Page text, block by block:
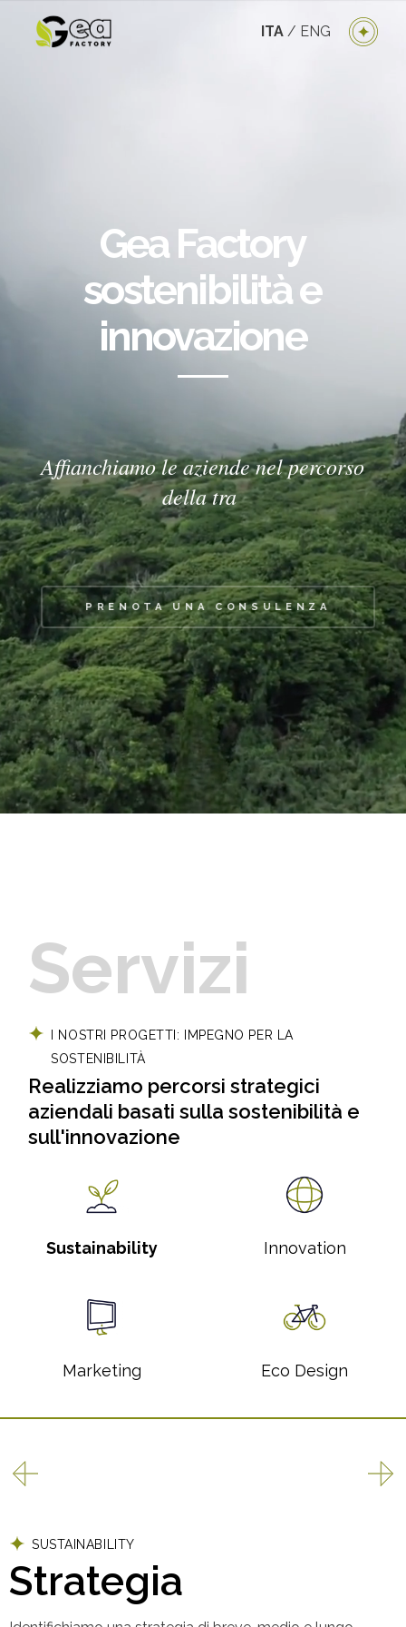
ITA/ ENG
PRENOTA UNA CONSULENZA
Gea Factory
sostenibilità e
innovazione
Affianchiamo le aziende nel percorso
della transizione ecologica
Servizi
I NOSTRI PROGETTI: IMPEGNO PER LA
SOSTENIBILITÀ
Realizziamo percorsi strategici
aziendali basati sulla sostenibilità e
sull'innovazione
Sustainability Innovation
Marketing Eco Design
SUSTAINABILITY
Strategia
Ricerca e sviluppo
Green marketing
Ricerca materiali